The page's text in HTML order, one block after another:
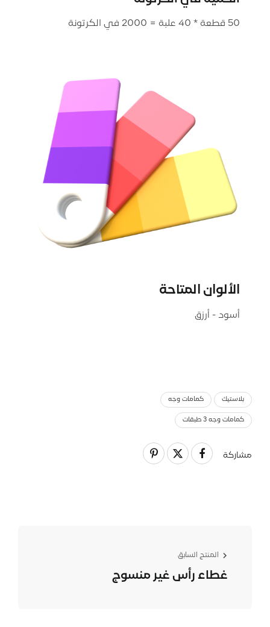
50 قطعة * 40 علبة = 2000 في الكرتونة
الألوان المتاحة
أسود - أرزق
بلاستيك كمامات وجه
كمامات وجه 3 طبقات
مشاركة
المنتج السابق
غطاء رأس غير منسوج